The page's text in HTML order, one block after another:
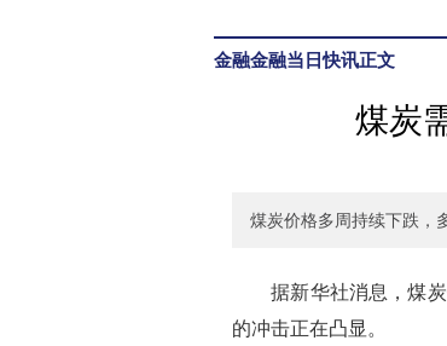
金融金融当日快讯正文
煤炭
煤炭价格多周持续下跌，
据新华社消息，煤炭
的冲击正在凸显。